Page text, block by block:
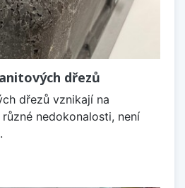
dřezů
dřezů vznikají na
nedokonalosti, není